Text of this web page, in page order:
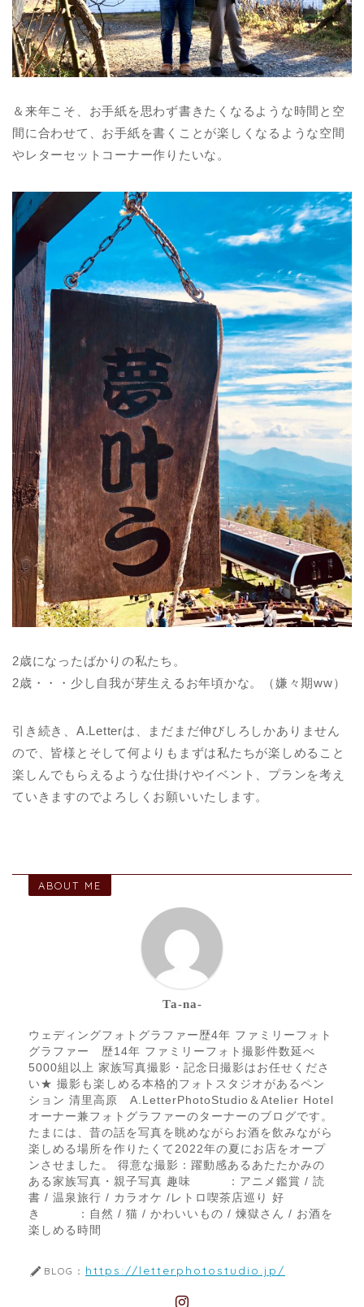
＆来年こそ、お手紙を思わず書きたくなるような時間と空
間に合わせて、お手紙を書くことが楽しくなるような空間
やレターセットコーナー作りたいな。
2歳になったばかりの私たち。
2歳・・・少し自我が芽生えるお年頃かな。（嫌々期ww）
引き続き、A.Letterは、まだまだ伸びしろしかありません
ので、皆様とそして何よりもまずは私たちが楽しめること
楽しんでもらえるような仕掛けやイベント、プランを考え
ていきますのでよろしくお願いいたします。
ABOUT ME
Ta-na-
ウェディングフォトグラファー歴4年 ファミリーフォト
グラファー 歴14年 ファミリーフォト撮影件数延べ
5000組以上 家族写真撮影・記念日撮影はお任せくださ
い★ 撮影も楽しめる本格的フォトスタジオがあるペン
ション 清里高原 A.LetterPhotoStudio＆Atelier Hotel
オーナー兼フォトグラファーのターナーのブログです。
たまには、昔の話を写真を眺めながらお酒を飲みながら
楽しめる場所を作りたくて2022年の夏にお店をオープ
ンさせました。 得意な撮影：躍動感あるあたたかみの
ある家族写真・親子写真 趣味 ：アニメ鑑賞 / 読
書 / 温泉旅行 / カラオケ /レトロ喫茶店巡り 好
き ：自然 / 猫 / かわいいもの / 煉獄さん / お酒を
楽しめる時間
BLOG： https://letterphotostudio.jp/